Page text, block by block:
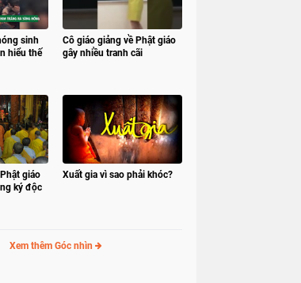
sinh
hiểu thế
Cô giáo giảng về Phật giáo
gây nhiều tranh cãi
giáo
ký độc
Xuất gia vì sao phải khóc?
Xem thêm Góc nhìn